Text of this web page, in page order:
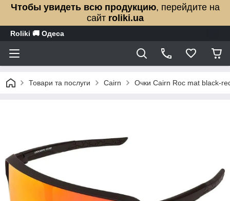
Чтобы увидеть всю продукцию, перейдите на
сайт roliki.ua
Roliki 🚚 Одеса
Товари та послуги Cairn Очки Cairn Roc mat black-